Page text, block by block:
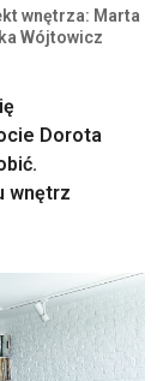
wnętrza: Marta
Wójtowicz
Dorota
wnętrz